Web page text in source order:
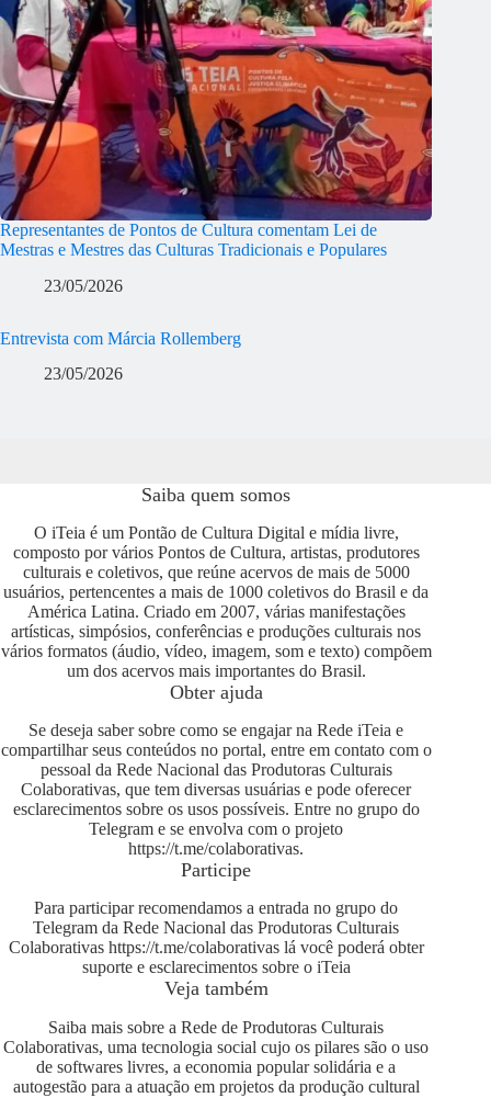
Representantes de Pontos de Cultura comentam Lei de
Mestras e Mestres das Culturas Tradicionais e Populares
23/05/2026
Entrevista com Márcia Rollemberg
23/05/2026
Saiba quem somos
O iTeia é um Pontão de Cultura Digital e mídia livre,
composto por vários Pontos de Cultura, artistas, produtores
culturais e coletivos, que reúne acervos de mais de 5000
usuários, pertencentes a mais de 1000 coletivos do Brasil e da
América Latina. Criado em 2007, várias manifestações
artísticas, simpósios, conferências e produções culturais nos
vários formatos (áudio, vídeo, imagem, som e texto) compõem
um dos acervos mais importantes do Brasil.
Obter ajuda
Se deseja saber sobre como se engajar na Rede iTeia e
compartilhar seus conteúdos no portal, entre em contato com o
pessoal da Rede Nacional das Produtoras Culturais
Colaborativas, que tem diversas usuárias e pode oferecer
esclarecimentos sobre os usos possíveis. Entre no grupo do
Telegram e se envolva com o projeto
https://t.me/colaborativas.
Participe
Para participar recomendamos a entrada no grupo do
Telegram da Rede Nacional das Produtoras Culturais
Colaborativas https://t.me/colaborativaslá você poderá obter
suporte e esclarecimentos sobre o iTeia
Veja também
Saiba mais sobre a Rede de Produtoras Culturais
Colaborativas, uma tecnologia social cujo os pilares são o uso
de softwares livres, a economia popular solidária e a
autogestão para a atuação em projetos da produção cultural